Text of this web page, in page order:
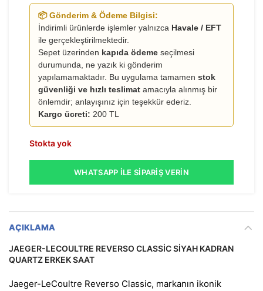
📦 Gönderim & Ödeme Bilgisi:
İndirimli ürünlerde işlemler yalnızca Havale / EFT
ile gerçekleştirilmektedir.
Sepet üzerinden kapıda ödeme seçilmesi
durumunda, ne yazık ki gönderim
yapılamamaktadır. Bu uygulama tamamen stok
güvenliği ve hızlı teslimat amacıyla alınmış bir
önlemdir; anlayışınız için teşekkür ederiz.
Kargo ücreti: 200 TL
Stokta yok
WHATSAPP İLE SIPARIŞ VERIN
AÇIKLAMA
JAEGER-LECOULTRE REVERSO CLASSIC SIYAH KADRAN
QUARTZ ERKEK SAAT
Jaeger-LeCoultre Reverso Classic, markanın ikonik